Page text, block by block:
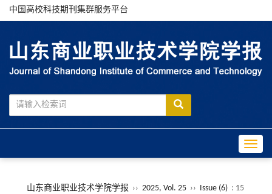
中国高校科技期刊集群服务平台
山东商业职业技术学院学报 ›› 2025, Vol. 25 ›› Issue (6) : 15